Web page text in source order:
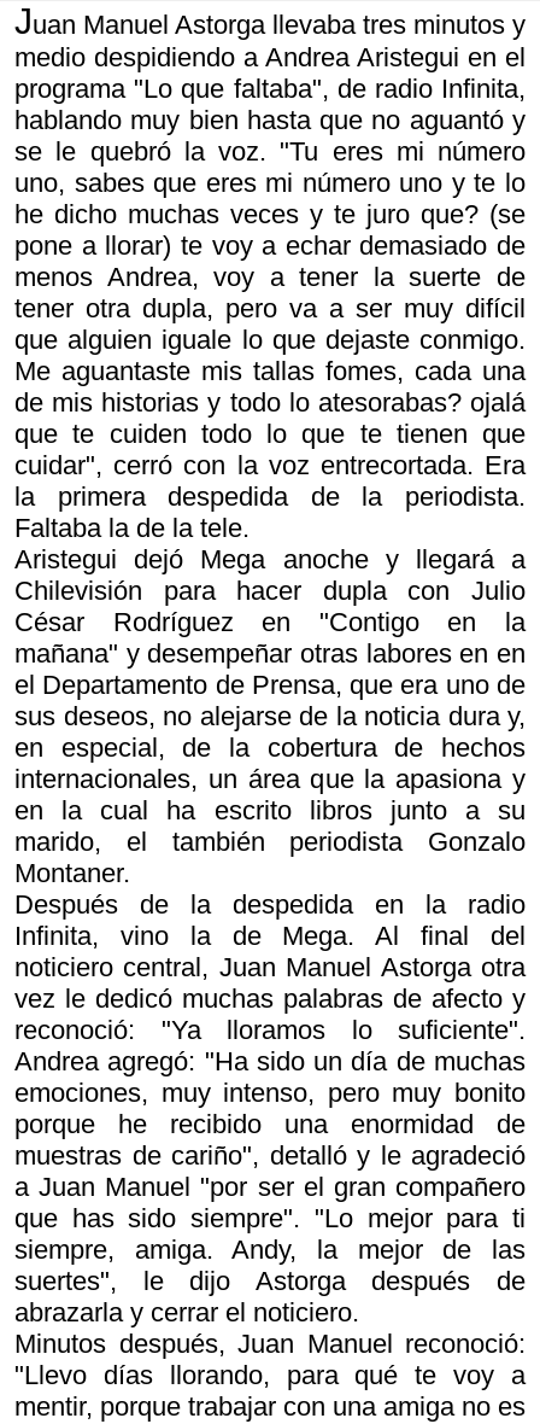
Juan Manuel Astorga llevaba tres minutos y
medio despidiendo a Andrea Aristegui en el
programa "Lo que faltaba", de radio Infinita,
hablando muy bien hasta que no aguantó y
se le quebró la voz. "Tu eres mi número
uno, sabes que eres mi número uno y te lo
he dicho muchas veces y te juro que? (se
pone a llorar) te voy a echar demasiado de
menos Andrea, voy a tener la suerte de
tener otra dupla, pero va a ser muy difícil
que alguien iguale lo que dejaste conmigo.
Me aguantaste mis tallas fomes, cada una
de mis historias y todo lo atesorabas? ojalá
que te cuiden todo lo que te tienen que
cuidar", cerró con la voz entrecortada. Era
la primera despedida de la periodista.
Faltaba la de la tele.
Aristegui dejó Mega anoche y llegará a
Chilevisión para hacer dupla con Julio
César Rodríguez en "Contigo en la
mañana" y desempeñar otras labores en en
el Departamento de Prensa, que era uno de
sus deseos, no alejarse de la noticia dura y,
en especial, de la cobertura de hechos
internacionales, un área que la apasiona y
en la cual ha escrito libros junto a su
marido, el también periodista Gonzalo
Montaner.
Después de la despedida en la radio
Infinita, vino la de Mega. Al final del
noticiero central, Juan Manuel Astorga otra
vez le dedicó muchas palabras de afecto y
reconoció: "Ya lloramos lo suficiente".
Andrea agregó: "Ha sido un día de muchas
emociones, muy intenso, pero muy bonito
porque he recibido una enormidad de
muestras de cariño", detalló y le agradeció
a Juan Manuel "por ser el gran compañero
que has sido siempre". "Lo mejor para ti
siempre, amiga. Andy, la mejor de las
suertes", le dijo Astorga después de
abrazarla y cerrar el noticiero.
Minutos después, Juan Manuel reconoció:
"Llevo días llorando, para qué te voy a
mentir, porque trabajar con una amiga no es